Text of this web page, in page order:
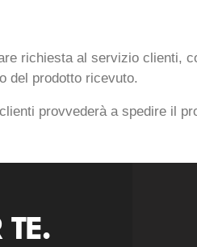
richiesta al servizio clienti,
del prodotto ricevuto.
provvederà a spedire il
TE.